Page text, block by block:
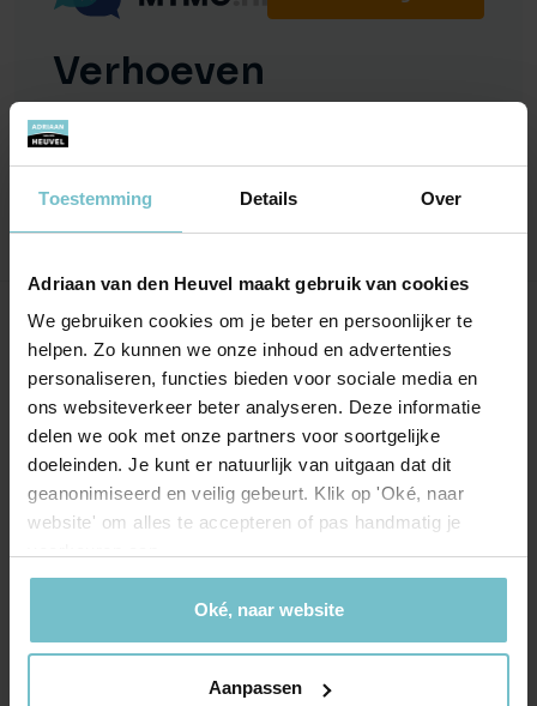
Toestemming Details Over
Adriaan van den Heuvel maakt gebruik van cookies
We gebruiken cookies om je beter en persoonlijker te
helpen. Zo kunnen we onze inhoud en advertenties
personaliseren, functies bieden voor sociale media en
ons websiteverkeer beter analyseren. Deze informatie
delen we ook met onze partners voor soortgelijke
doeleinden. Je kunt er natuurlijk van uitgaan dat dit
geanonimiseerd en veilig gebeurt. Klik op 'Oké, naar
website' om alles te accepteren of pas handmatig je
Oké, naar website
Aanpassen
Verhoeven
Alles verliep heel gemoedelijk en snel met
de verkoop van mijn huis.
Onze kantoren
Helmond
Hoofdstraat 155
5706 AL Helmond
info@heuvel.nl
Eindhoven
Aalsterweg 134c
5615 CJ Eindhoven
eindhoven@heuvel.nl